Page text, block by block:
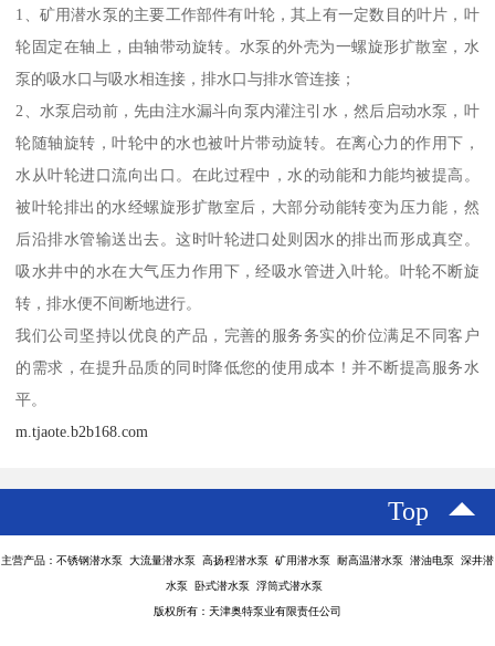
1、矿用潜水泵的主要工作部件有叶轮，其上有一定数目的叶片，叶
轮固定在轴上，由轴带动旋转。水泵的外壳为一螺旋形扩散室，水
泵的吸水口与吸水相连接，排水口与排水管连接；
2、水泵启动前，先由注水漏斗向泵内灌注引水，然后启动水泵，叶
轮随轴旋转，叶轮中的水也被叶片带动旋转。在离心力的作用下，
水从叶轮进口流向出口。在此过程中，水的动能和力能均被提高。
被叶轮排出的水经螺旋形扩散室后，大部分动能转变为压力能，然
后沿排水管输送出去。这时叶轮进口处则因水的排出而形成真空。
吸水井中的水在大气压力作用下，经吸水管进入叶轮。叶轮不断旋
转，排水便不间断地进行。
我们公司坚持以优良的产品，完善的服务务实的价位满足不同客户
的需求，在提升品质的同时降低您的使用成本！并不断提高服务水
平。
m.tjaote.b2b168.com
Top
主营产品：不锈钢潜水泵 大流量潜水泵 高扬程潜水泵 矿用潜水泵 耐高温潜水泵 潜油电泵 深井潜
水泵 卧式潜水泵 浮筒式潜水泵
版权所有：天津奥特泵业有限责任公司